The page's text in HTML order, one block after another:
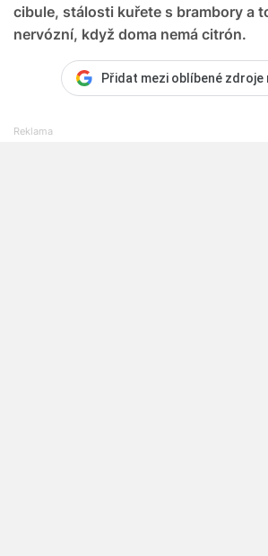
cibule, stálosti kuřete s brambory a
nervózní, když doma nemá citrón.
Přidat mezi oblíbené zdroje